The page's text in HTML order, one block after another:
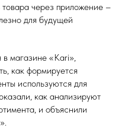
товара через приложение –
для будущей
магазине «Kari»,
как формируется
используются для
как анализируют
и объяснили